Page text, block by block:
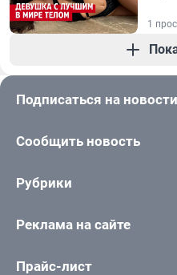
1
Подписаться на новости
Сообщить новость
Рубрики
Реклама на сайте
Прайс-лист